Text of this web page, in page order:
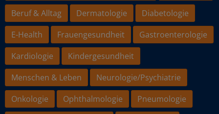
Beruf & Alltag
Dermatologie
Diabetologie
E-Health
Frauengesundheit
Gastroenterologie
Kardiologie
Kindergesundheit
Menschen & Leben
Neurologie/Psychiatrie
Onkologie
Ophthalmologie
Pneumologie